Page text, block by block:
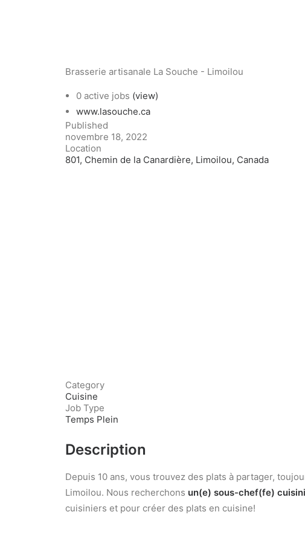
Brasserie artisanale La Souche - Limoilou
0 active jobs (view)
www.lasouche.ca
Published
novembre 18, 2022
Location
801, Chemin de la Canardière, Limoilou, Canada
Category
Cuisine
Job Type
Temps Plein
Description
Depuis 10 ans, vous trouvez des plats à partager,
Limoilou. Nous recherchons un(e) sous-chef(fe)
cuisiniers et pour créer des plats en cuisine!